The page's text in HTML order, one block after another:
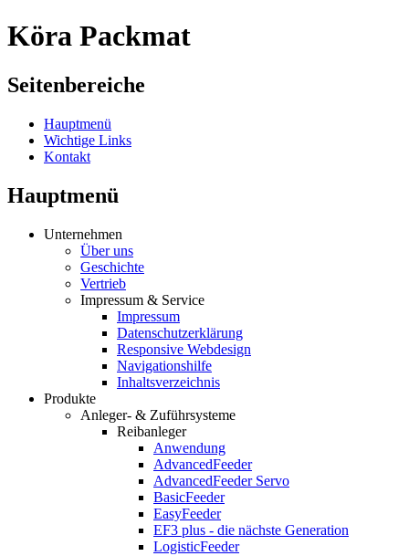
Köra Packmat
Seitenbereiche
Hauptmenü
Wichtige Links
Kontakt
Hauptmenü
Unternehmen
Über uns
Geschichte
Vertrieb
Impressum & Service
Impressum
Datenschutzerklärung
Responsive Webdesign
Navigationshilfe
Inhaltsverzeichnis
Produkte
Anleger- & Zuführsysteme
Reibanleger
Anwendung
AdvancedFeeder
AdvancedFeeder Servo
BasicFeeder
EasyFeeder
EF3 plus - die nächste Generation
LogisticFeeder